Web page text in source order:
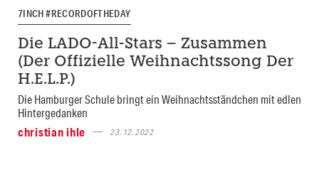
7INCH #RECORDOFTHEDAY
Die LADO-All-Stars – Zusammen
(Der Offizielle Weihnachtssong Der
H.E.L.P.)
Die Hamburger Schule bringt ein Weihnachtsständchen mit edlen
Hintergedanken
christian ihle
23.12.2022